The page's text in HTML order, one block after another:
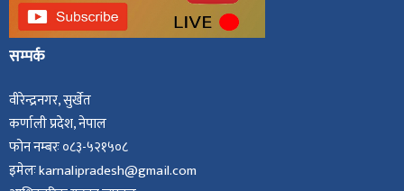
सम्पर्क
वीरेन्द्रनगर, सुर्खेत
कर्णाली प्रदेश, नेपाल
फोन नम्बरः ०८३-५२१५०८
इमेलः karnalipradesh@gmail.com